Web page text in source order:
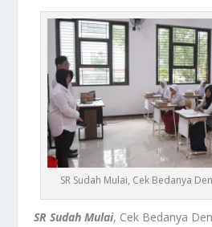
SR Sudah Mulai, Cek Bedanya
SR Sudah Mulai, Cek Bedanya